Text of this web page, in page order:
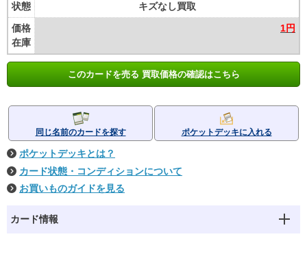
状態
価格
在庫
キズなし買取
1円
このカードを売る 買取価格の確認はこちら
同じ名前のカードを探す ポケットデッキに入れる
ポケットデッキとは？
カード状態・コンディションについて
お買いものガイドを見る
カード情報